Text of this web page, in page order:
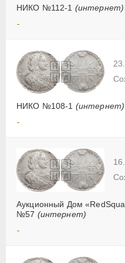
НИКО №112-1 (интернет)
-
НИКО №108-1 (интернет)
-
Аукционный Дом
№57 (интернет)
-